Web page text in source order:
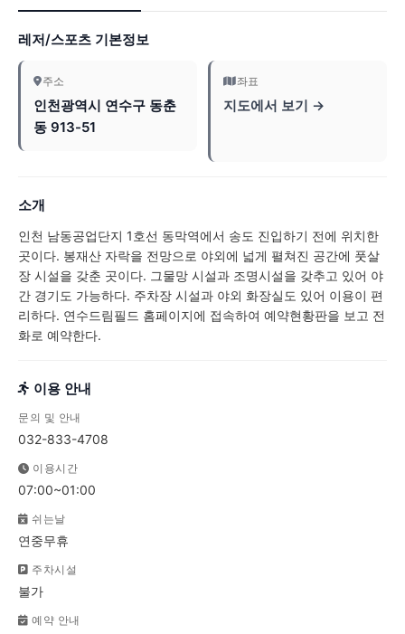
레저/스포츠 기본정보
주소
인천광역시 연수구 동춘
동 913-51
좌표
지도에서 보기 →
소개
인천 남동공업단지 1호선 동막역에서 송도 진입하기 전에 위치한
곳이다. 봉재산 자락을 전망으로 야외에 넓게 펼쳐진 공간에 풋살
장 시설을 갖춘 곳이다. 그물망 시설과 조명시설을 갖추고 있어 야
간 경기도 가능하다. 주차장 시설과 야외 화장실도 있어 이용이 편
리하다. 연수드림필드 홈페이지에 접속하여 예약현황판을 보고 전
화로 예약한다.
이용 안내
문의 및 안내
032-833-4708
이용시간
07:00~01:00
쉬는날
연중무휴
주차시설
불가
예약 안내